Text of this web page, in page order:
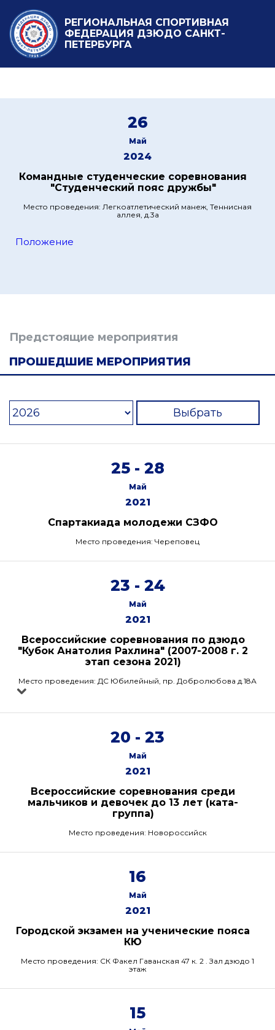
РЕГИОНАЛЬНАЯ СПОРТИВНАЯ
ФЕДЕРАЦИЯ ДЗЮДО САНКТ-
ПЕТЕРБУРГА
26
Май
2024
Командные студенческие соревнования
"Студенческий пояс дружбы"
Место проведения: Легкоатлетический манеж, Теннисная
аллея, д.3а
Положение
Предстоящие мероприятия
ПРОШЕДШИЕ МЕРОПРИЯТИЯ
Выбрать
25 - 28
Май
2021
Спартакиада молодежи СЗФО
Место проведения: Череповец
23 - 24
Май
2021
Всероссийские соревнования по дзюдо
"Кубок Анатолия Рахлина" (2007-2008 г. 2
этап сезона 2021)
Место проведения: ДС Юбилейный, пр. Добролюбова д.18А
20 - 23
Май
2021
Всероссийские соревнования среди
мальчиков и девочек до 13 лет (ката-
группа)
Место проведения: Новороссийск
16
Май
2021
Городской экзамен на ученические пояса
КЮ
Место проведения: СК Факел Гаванская 47 к. 2 . Зал дзюдо 1
этаж
15